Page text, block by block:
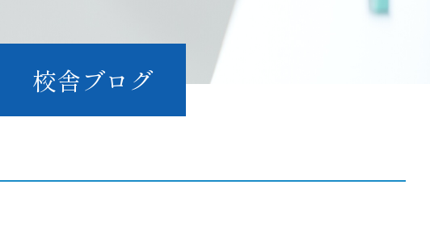
校舎ブログ